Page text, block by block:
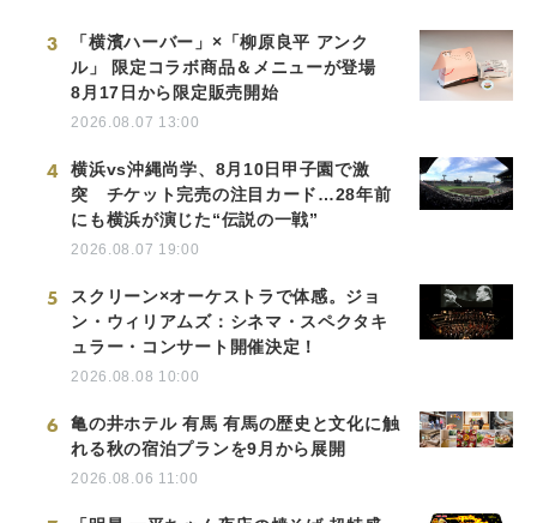
3
「横濱ハーバー」×「柳原良平 アンク
ル」 限定コラボ商品＆メニューが登場
8月17日から限定販売開始
2026.08.07 13:00
4
横浜vs沖縄尚学、8月10日甲子園で激
突 チケット完売の注目カード…28年前
にも横浜が演じた“伝説の一戦”
2026.08.07 19:00
5
スクリーン×オーケストラで体感。ジョ
ン・ウィリアムズ：シネマ・スペクタキ
ュラー・コンサート開催決定！
2026.08.08 10:00
6
亀の井ホテル 有馬 有馬の歴史と文化に触
れる秋の宿泊プランを9月から展開
2026.08.06 11:00